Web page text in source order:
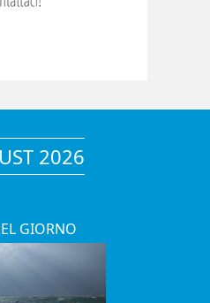
2026
GIORNO